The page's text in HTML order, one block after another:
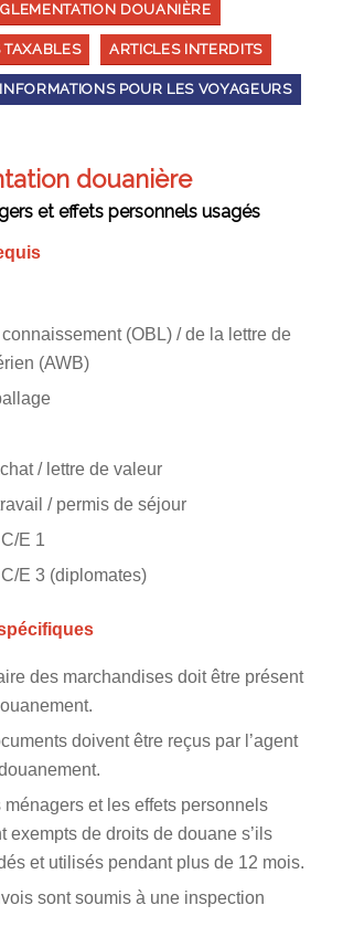
DOUANIÈRE
TAXABLES ARTICLES INTERDITS
INFORMATIONS POUR LES VOYAGEURS
douanière
et effets personnels usagés
(OBL) / de la lettre de
(AWB)
/ lettre de valeur
/ permis de séjour
E 1
E 3 (diplomates)
des marchandises doit être présent
doivent être reçus par l’agent
ménagers et les effets personnels
exempts de droits de douane s’ils
et utilisés pendant plus de 12 mois.
sont soumis à une inspection